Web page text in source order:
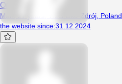
Ordex32
Man, 27 years, Trzcińsko-Zdrój, Poland
the website since:31.12.2024